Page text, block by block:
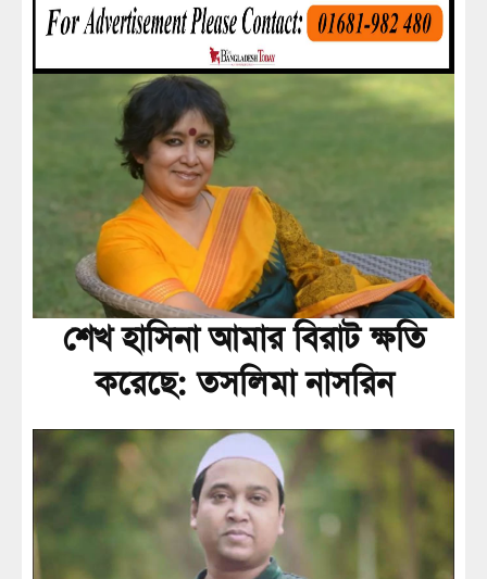
শেখ হাসিনা আমার বিরাট ক্ষতি
করেছে: তসলিমা নাসরিন